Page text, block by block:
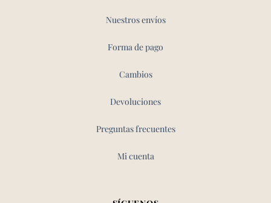
Nuestros envíos
Forma de pago
Cambios
Devoluciones
Preguntas frecuentes
Mi cuenta